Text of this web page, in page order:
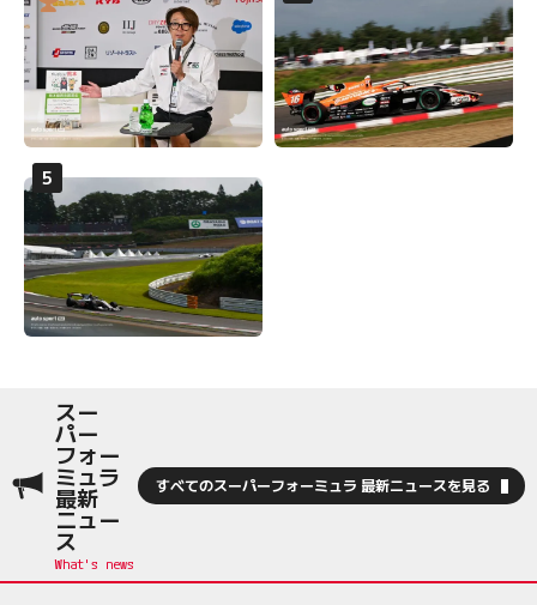
スー
パー
フォー
ミュラ
最新
ニュー
ス
すべてのスーパーフォーミュラ 最新ニュースを見る